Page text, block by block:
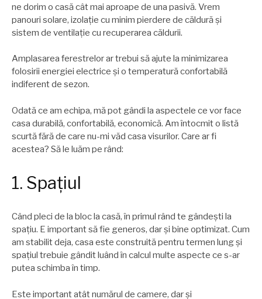
ne dorim o casă cât mai aproape de una pasivă. Vrem
panouri solare, izolație cu minim pierdere de căldură şi
sistem de ventilație cu recuperarea căldurii.
Amplasarea ferestrelor ar trebui să ajute la minimizarea
folosirii energiei electrice şi o temperatură confortabilă
indiferent de sezon.
Odată ce am echipa, mă pot gândi la aspectele ce vor face
casa durabilă, confortabilă, economică. Am întocmit o listă
scurtă fără de care nu-mi văd casa visurilor. Care ar fi
acestea? Să le luăm pe rând:
1. Spațiul
Când pleci de la bloc la casă, în primul rând te gândeşti la
spațiu. E important să fie generos, dar şi bine optimizat. Cum
am stabilit deja, casa este construită pentru termen lung şi
spațiul trebuie gândit luând în calcul multe aspecte ce s-ar
putea schimba în timp.
Este important atât numărul de camere, dar şi